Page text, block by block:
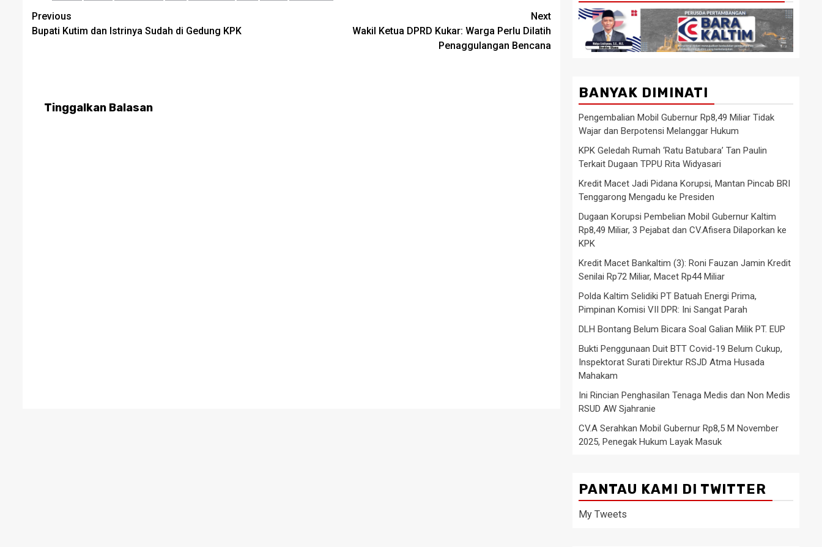
Post
navigation
Previous
Bupati Kutim dan Istrinya Sudah di Gedung KPK
Next
Wakil Ketua DPRD Kukar: Warga Perlu Dilatih
Penaggulangan Bencana
Tinggalkan Balasan
BANYAK DIMINATI
Pengembalian Mobil Gubernur Rp8,49 Miliar Tidak
Wajar dan Berpotensi Melanggar Hukum
KPK Geledah Rumah ‘Ratu Batubara’ Tan Paulin
Terkait Dugaan TPPU Rita Widyasari
Kredit Macet Jadi Pidana Korupsi, Mantan Pincab BRI
Tenggarong Mengadu ke Presiden
Dugaan Korupsi Pembelian Mobil Gubernur Kaltim
Rp8,49 Miliar, 3 Pejabat dan CV.Afisera Dilaporkan ke
KPK
Kredit Macet Bankaltim (3): Roni Fauzan Jamin Kredit
Senilai Rp72 Miliar, Macet Rp44 Miliar
Polda Kaltim Selidiki PT Batuah Energi Prima,
Pimpinan Komisi VII DPR: Ini Sangat Parah
DLH Bontang Belum Bicara Soal Galian Milik PT. EUP
Bukti Penggunaan Duit BTT Covid-19 Belum Cukup,
Inspektorat Surati Direktur RSJD Atma Husada
Mahakam
Ini Rincian Penghasilan Tenaga Medis dan Non Medis
RSUD AW Sjahranie
CV.A Serahkan Mobil Gubernur Rp8,5 M November
2025, Penegak Hukum Layak Masuk
PANTAU KAMI DI TWITTER
My Tweets